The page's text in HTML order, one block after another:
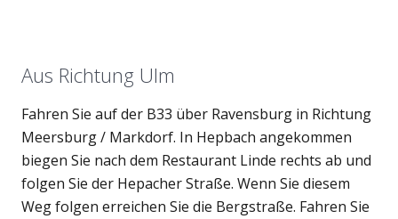
Aus Richtung Ulm
Fahren Sie auf der B33 über Ravensburg in Richtung
Meersburg / Markdorf. In Hepbach angekommen
biegen Sie nach dem Restaurant Linde rechts ab und
folgen Sie der Hepacher Straße. Wenn Sie diesem
Weg folgen erreichen Sie die Bergstraße. Fahren Sie